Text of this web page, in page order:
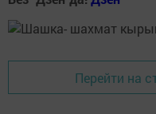
Перейти на